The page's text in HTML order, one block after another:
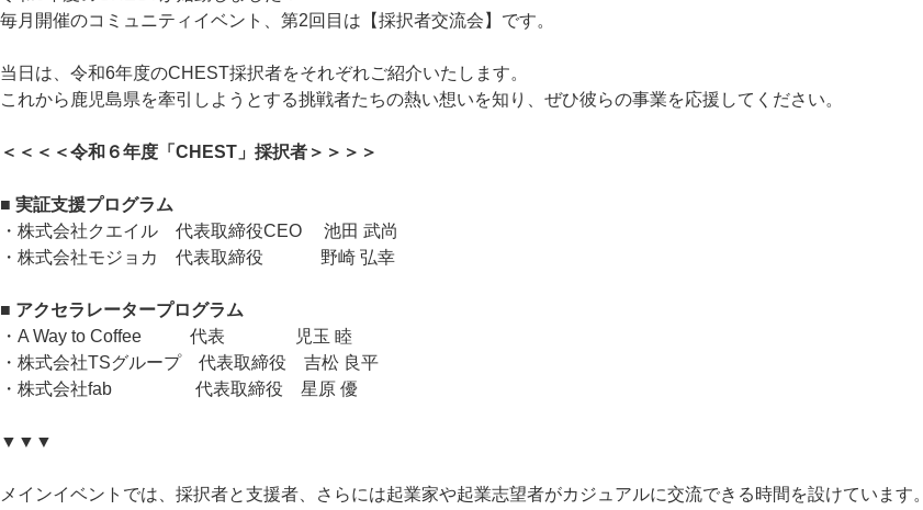
毎月開催のコミュニティイベント、第2回目は【採択者交流会】です。
当日は、令和6年度のCHEST採択者をそれぞれご紹介いたします。
これから鹿児島県を牽引しようとする挑戦者たちの熱い想いを知り、ぜひ彼らの事業を応援してください。
＜＜＜＜令和６年度「CHEST」採択者＞＞＞＞
■ 実証支援プログラム
・株式会社クエイル 代表取締役CEO 池田 武尚
・株式会社モジョカ 代表取締役 野崎 弘幸
■ アクセラレータープログラム
・A Way to Coffee 代表 児玉 睦
・株式会社TSグループ 代表取締役 吉松 良平
・株式会社fab 代表取締役 星原 優
▼▼▼
メインイベントでは、採択者と支援者、さらには起業家や起業志望者がカジュアルに交流できる時間を設けています。